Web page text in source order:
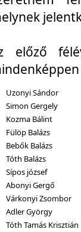
előző
Uzonyi Sándor
Simon Gergely
Kozma Bálint
Fülöp Balázs
Bebők Balázs
Tóth Balázs
Sípos józsef
Abonyi Gergő
Várkonyi Zsombor
Adler György
Tóth Tamás Krisztián